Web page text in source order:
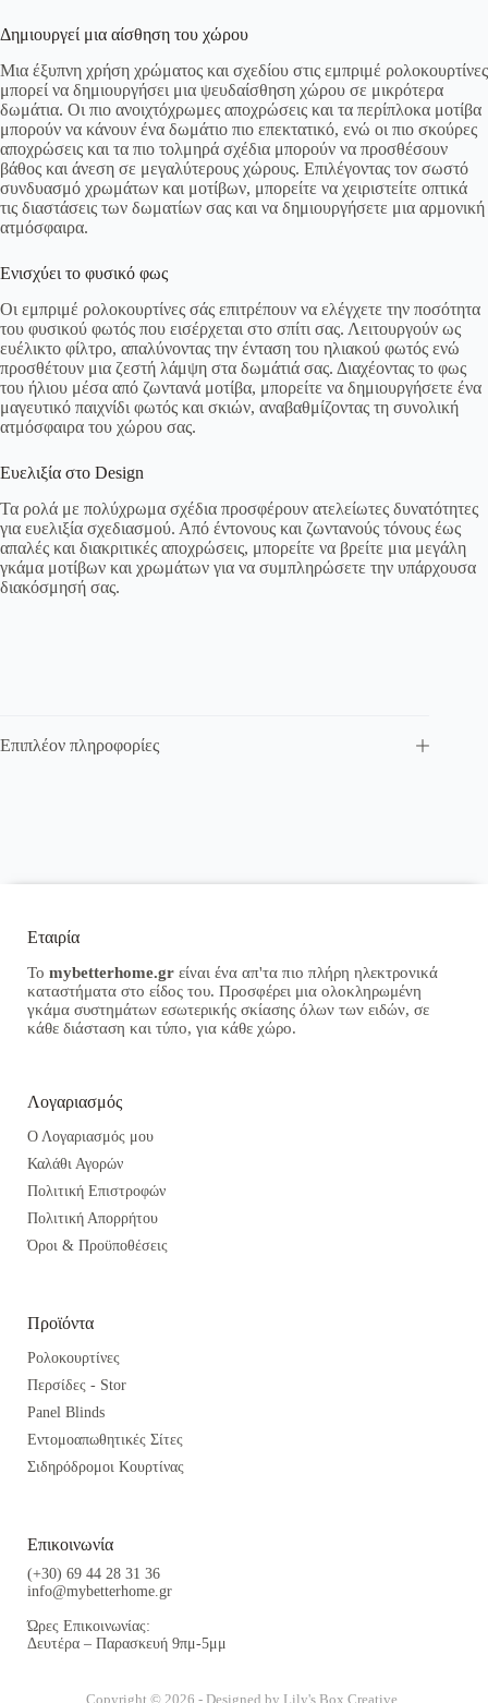
Δημιουργεί μια αίσθηση του χώρου
Μια έξυπνη χρήση χρώματος και σχεδίου στις εμπριμέ ρολοκουρτίνες
μπορεί να δημιουργήσει μια ψευδαίσθηση χώρου σε μικρότερα
δωμάτια. Οι πιο ανοιχτόχρωμες αποχρώσεις και τα περίπλοκα μοτίβα
μπορούν να κάνουν ένα δωμάτιο πιο επεκτατικό, ενώ οι πιο σκούρες
αποχρώσεις και τα πιο τολμηρά σχέδια μπορούν να προσθέσουν
βάθος και άνεση σε μεγαλύτερους χώρους. Επιλέγοντας τον σωστό
συνδυασμό χρωμάτων και μοτίβων, μπορείτε να χειριστείτε οπτικά
τις διαστάσεις των δωματίων σας και να δημιουργήσετε μια αρμονική
ατμόσφαιρα.
Ενισχύει το φυσικό φως
Οι εμπριμέ ρολοκουρτίνες σάς επιτρέπουν να ελέγχετε την ποσότητα
του φυσικού φωτός που εισέρχεται στο σπίτι σας. Λειτουργούν ως
ευέλικτο φίλτρο, απαλύνοντας την ένταση του ηλιακού φωτός ενώ
προσθέτουν μια ζεστή λάμψη στα δωμάτιά σας. Διαχέοντας το φως
του ήλιου μέσα από ζωντανά μοτίβα, μπορείτε να δημιουργήσετε ένα
μαγευτικό παιχνίδι φωτός και σκιών, αναβαθμίζοντας τη συνολική
ατμόσφαιρα του χώρου σας.
Ευελιξία στο Design
Τα ρολά με πολύχρωμα σχέδια προσφέρουν ατελείωτες δυνατότητες
για ευελιξία σχεδιασμού. Από έντονους και ζωντανούς τόνους έως
απαλές και διακριτικές αποχρώσεις, μπορείτε να βρείτε μια μεγάλη
γκάμα μοτίβων και χρωμάτων για να συμπληρώσετε την υπάρχουσα
διακόσμησή σας.
Επιπλέον πληροφορίες
Εταιρία
Το mybetterhome.gr είναι ένα απ'τα πιο πλήρη ηλεκτρονικά
καταστήματα στο είδος του. Προσφέρει μια ολοκληρωμένη
γκάμα συστημάτων εσωτερικής σκίασης όλων των ειδών, σε
κάθε διάσταση και τύπο, για κάθε χώρο.
Λογαριασμός
Ο Λογαριασμός μου
Καλάθι Αγορών
Πολιτική Επιστροφών
Πολιτική Απορρήτου
Όροι & Προϋποθέσεις
Προϊόντα
Ρολοκουρτίνες
Περσίδες - Stor
Panel Blinds
Εντομοαπωθητικές Σίτες
Σιδηρόδρομοι Κουρτίνας
Επικοινωνία
(+30) 69 44 28 31 36
info@mybetterhome.gr
Ώρες Επικοινωνίας:
Δευτέρα – Παρασκευή 9πμ-5μμ
Copyright © 2026 - Designed byLily's Box Creative